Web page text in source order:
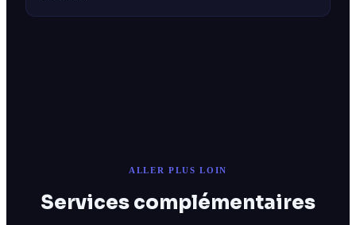
ALLER PLUS LOIN
Services complémentaires